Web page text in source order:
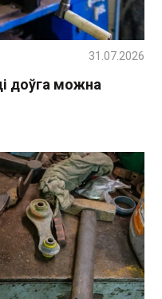
доўга можна
31.07.2026